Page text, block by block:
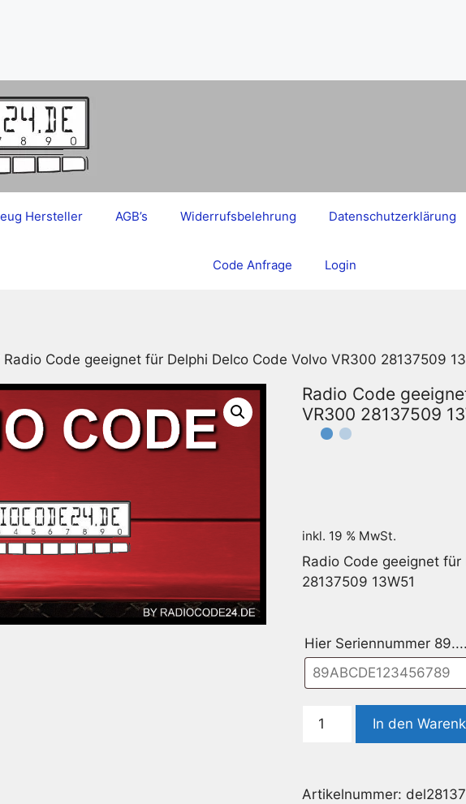
Hersteller AGB’s Widerrufsbelehrung Datenschutzerklärung
Code Anfrage Login
Radio Code geeignet für Delphi Delco Code Volvo VR300 28137509
Radio Code
VR300 28137509
inkl. 19 % MwSt.
Radio Code geeignet
28137509 13W51
Hier Seriennummer
Code
Delphi
In den
Artikelnummer: